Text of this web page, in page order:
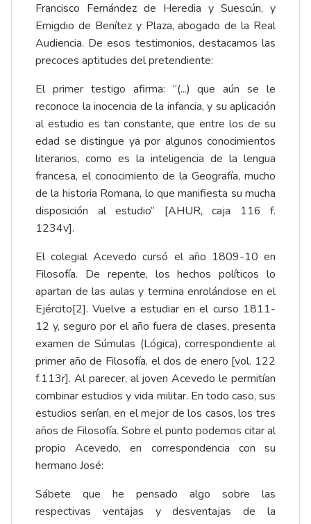
Francisco Fernández de Heredia y Suescún, y
Emigdio de Benítez y Plaza, abogado de la Real
Audiencia. De esos testimonios, destacamos las
precoces aptitudes del pretendiente:
El primer testigo afirma: “(...) que aún se le
reconoce la inocencia de la infancia, y su aplicación
al estudio es tan constante, que entre los de su
edad se distingue ya por algunos conocimientos
literarios, como es la inteligencia de la lengua
francesa, el conocimiento de la Geografía, mucho
de la historia Romana, lo que manifiesta su mucha
disposición al estudio” [AHUR, caja 116 f.
1234v].
El colegial Acevedo cursó el año 1809-10 en
Filosofía. De repente, los hechos políticos lo
apartan de las aulas y termina enrolándose en el
Ejército[2]. Vuelve a estudiar en el curso 1811-
12 y, seguro por el año fuera de clases, presenta
examen de Súmulas (Lógica), correspondiente al
primer año de Filosofía, el dos de enero [vol. 122
f.113r]. Al parecer, al joven Acevedo le permitían
combinar estudios y vida militar. En todo caso, sus
estudios serían, en el mejor de los casos, los tres
años de Filosofía. Sobre el punto podemos citar al
propio Acevedo, en correspondencia con su
hermano José:
Sábete que he pensado algo sobre las
respectivas ventajas y desventajas de la